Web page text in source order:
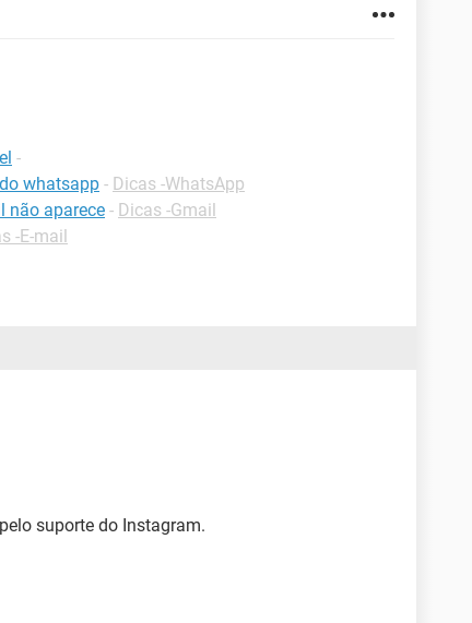
-
whatsapp - Dicas -WhatsApp
não aparece - Dicas -Gmail
-E-mail
suporte do Instagram.